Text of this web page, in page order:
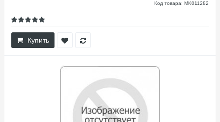
Код товара: MK011282
Купить